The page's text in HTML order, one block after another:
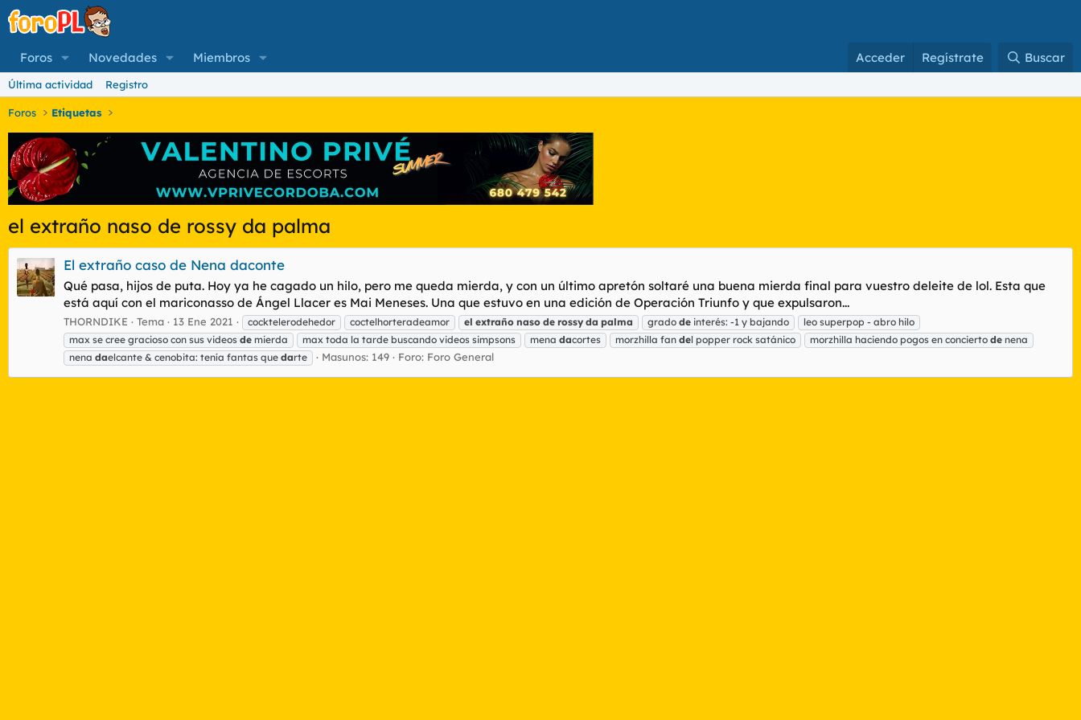
Foros Novedades Miembros Acceder Regístrate Buscar
Última actividad Registro
Foros Etiquetas
el extraño naso de rossy da palma
El extraño caso de Nena daconte
Qué pasa, hijos de puta. Hoy ya he cagado un hilo, pero me queda mierda, y con un último apretón soltaré una buena mierda final para vuestro deleite de lol. Esta que
está aquí con el mariconasso de Ángel Llacer es Mai Meneses. Una que estuvo en una edición de Operación Triunfo y que expulsaron...
THORNDIKE Tema 13 Ene 2021 cocktelerodehedor coctelhorteradeamor el extraño naso de rossy da palma grado de interés: -1 y bajando
leo superpop - abro hilo
max se cree gracioso con sus videos de mierda max toda la tarde buscando videos simpsons mena dacortes morzhilla fan del popper rock satánico morzhilla haciendo pogos en concierto de nena
nena daelcante & cenobita: tenía fantas que darte Masunos: 149 Foro: Foro General